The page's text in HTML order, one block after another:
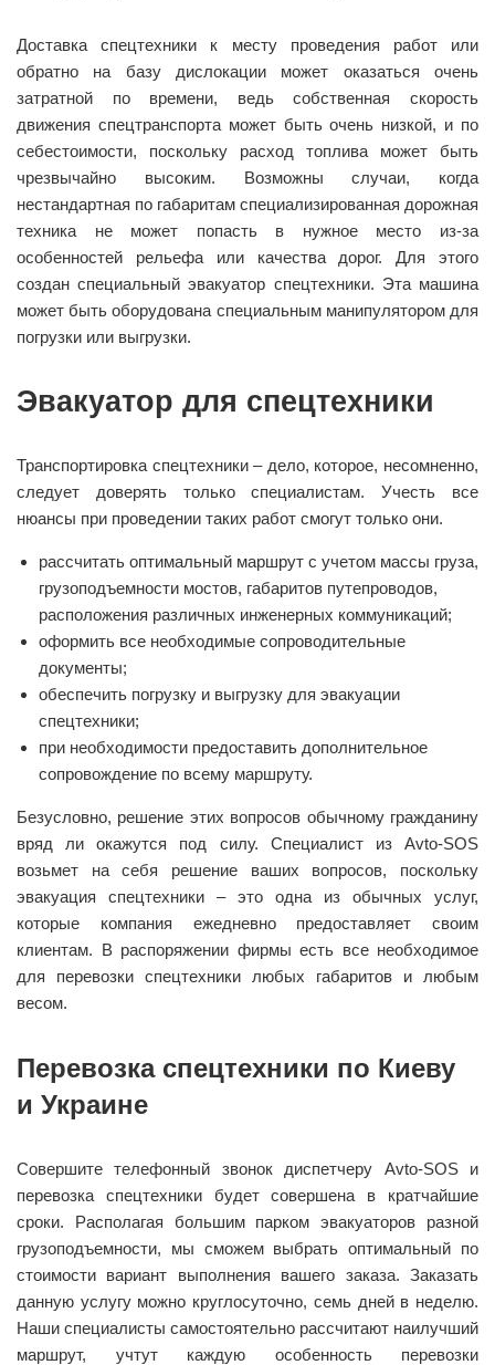
Доставка спецтехники к месту проведения работ или
обратно на базу дислокации может оказаться очень
затратной по времени, ведь собственная скорость
движения спецтранспорта может быть очень низкой, и по
себестоимости, поскольку расход топлива может быть
чрезвычайно высоким. Возможны случаи, когда
нестандартная по габаритам специализированная дорожная
техника не может попасть в нужное место из-за
особенностей рельефа или качества дорог. Для этого
создан специальный эвакуатор спецтехники. Эта машина
может быть оборудована специальным манипулятором для
погрузки или выгрузки.
Эвакуатор для спецтехники
Транспортировка спецтехники – дело, которое, несомненно,
следует доверять только специалистам. Учесть все
нюансы при проведении таких работ смогут только они.
рассчитать оптимальный маршрут с учетом массы груза,
грузоподъемности мостов, габаритов путепроводов,
расположения различных инженерных коммуникаций;
оформить все необходимые сопроводительные
документы;
обеспечить погрузку и выгрузку для эвакуации
спецтехники;
при необходимости предоставить дополнительное
сопровождение по всему маршруту.
Безусловно, решение этих вопросов обычному гражданину
вряд ли окажутся под силу. Специалист из Avto-SOS
возьмет на себя решение ваших вопросов, поскольку
эвакуация спецтехники – это одна из обычных услуг,
которые компания ежедневно предоставляет своим
клиентам. В распоряжении фирмы есть все необходимое
для перевозки спецтехники любых габаритов и любым
весом.
Перевозка спецтехники по Киеву
и Украине
Совершите телефонный звонок диспетчеру Avto-SOS и
перевозка спецтехники будет совершена в кратчайшие
сроки. Располагая большим парком эвакуаторов разной
грузоподъемности, мы сможем выбрать оптимальный по
стоимости вариант выполнения вашего заказа. Заказать
данную услугу можно круглосуточно, семь дней в неделю.
Наши специалисты самостоятельно рассчитают наилучший
маршрут, учтут каждую особенность перевозки